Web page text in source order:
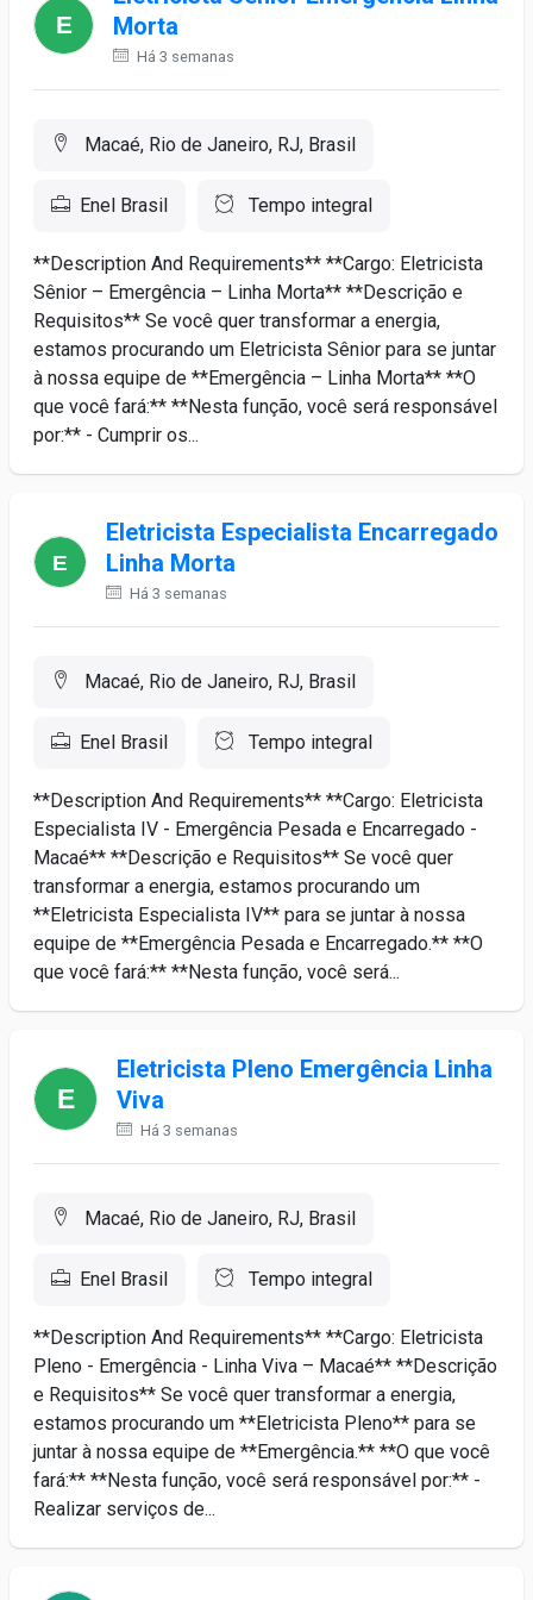
Morta
Há 3 semanas
Macaé, Rio de Janeiro, RJ, Brasil
Enel Brasil Tempo integral
**Description And Requirements** **Cargo: Eletricista
Sênior – Emergência – Linha Morta** **Descrição e
Requisitos** Se você quer transformar a energia,
estamos procurando um Eletricista Sênior para se juntar
à nossa equipe de **Emergência – Linha Morta** **O
que você fará:** **Nesta função, você será responsável
por:** - Cumprir os...
Eletricista Especialista Encarregado
Linha Morta
Há 3 semanas
Macaé, Rio de Janeiro, RJ, Brasil
Enel Brasil Tempo integral
**Description And Requirements** **Cargo: Eletricista
Especialista IV - Emergência Pesada e Encarregado -
Macaé** **Descrição e Requisitos** Se você quer
transformar a energia, estamos procurando um
**Eletricista Especialista IV** para se juntar à nossa
equipe de **Emergência Pesada e Encarregado.** **O
que você fará:** **Nesta função, você será...
Eletricista Pleno Emergência Linha
Viva
Há 3 semanas
Macaé, Rio de Janeiro, RJ, Brasil
Enel Brasil Tempo integral
**Description And Requirements** **Cargo: Eletricista
Pleno - Emergência - Linha Viva – Macaé** **Descrição
e Requisitos** Se você quer transformar a energia,
estamos procurando um **Eletricista Pleno** para se
juntar à nossa equipe de **Emergência.** **O que você
fará:** **Nesta função, você será responsável por:** -
Realizar serviços de...